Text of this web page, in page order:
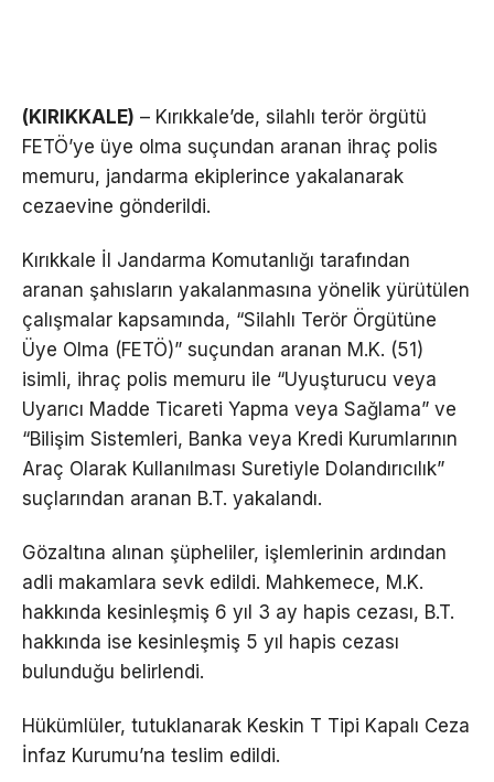
(KIRIKKALE) – Kırıkkale’de, silahlı terör örgütü
FETÖ’ye üye olma suçundan aranan ihraç polis
memuru, jandarma ekiplerince yakalanarak
cezaevine gönderildi.
Kırıkkale İl Jandarma Komutanlığı tarafından
aranan şahısların yakalanmasına yönelik yürütülen
çalışmalar kapsamında, “Silahlı Terör Örgütüne
Üye Olma (FETÖ)” suçundan aranan M.K. (51)
isimli, ihraç polis memuru ile “Uyuşturucu veya
Uyarıcı Madde Ticareti Yapma veya Sağlama” ve
“Bilişim Sistemleri, Banka veya Kredi Kurumlarının
Araç Olarak Kullanılması Suretiyle Dolandırıcılık”
suçlarından aranan B.T. yakalandı.
Gözaltına alınan şüpheliler, işlemlerinin ardından
adli makamlara sevk edildi. Mahkemece, M.K.
hakkında kesinleşmiş 6 yıl 3 ay hapis cezası, B.T.
hakkında ise kesinleşmiş 5 yıl hapis cezası
bulunduğu belirlendi.
Hükümlüler, tutuklanarak Keskin T Tipi Kapalı Ceza
İnfaz Kurumu’na teslim edildi.